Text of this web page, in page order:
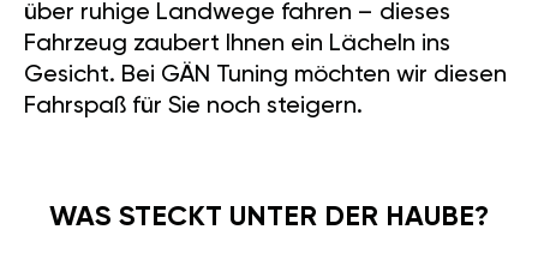
über ruhige Landwege fahren – dieses
Fahrzeug zaubert Ihnen ein Lächeln ins
Gesicht. Bei GÄN Tuning möchten wir diesen
Fahrspaß für Sie noch steigern.
WAS STECKT UNTER DER HAUBE?